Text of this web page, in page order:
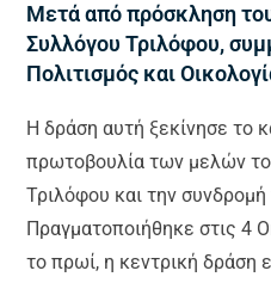
Μετά από πρόσκληση
Συλλόγου Τριλόφου,
Πολιτισμός και
Η δράση αυτή ξεκίνησε το
πρωτοβουλία των μελών
Τριλόφου και την
Πραγματοποιήθηκε στις 4
το πρωί, η κεντρική δράση